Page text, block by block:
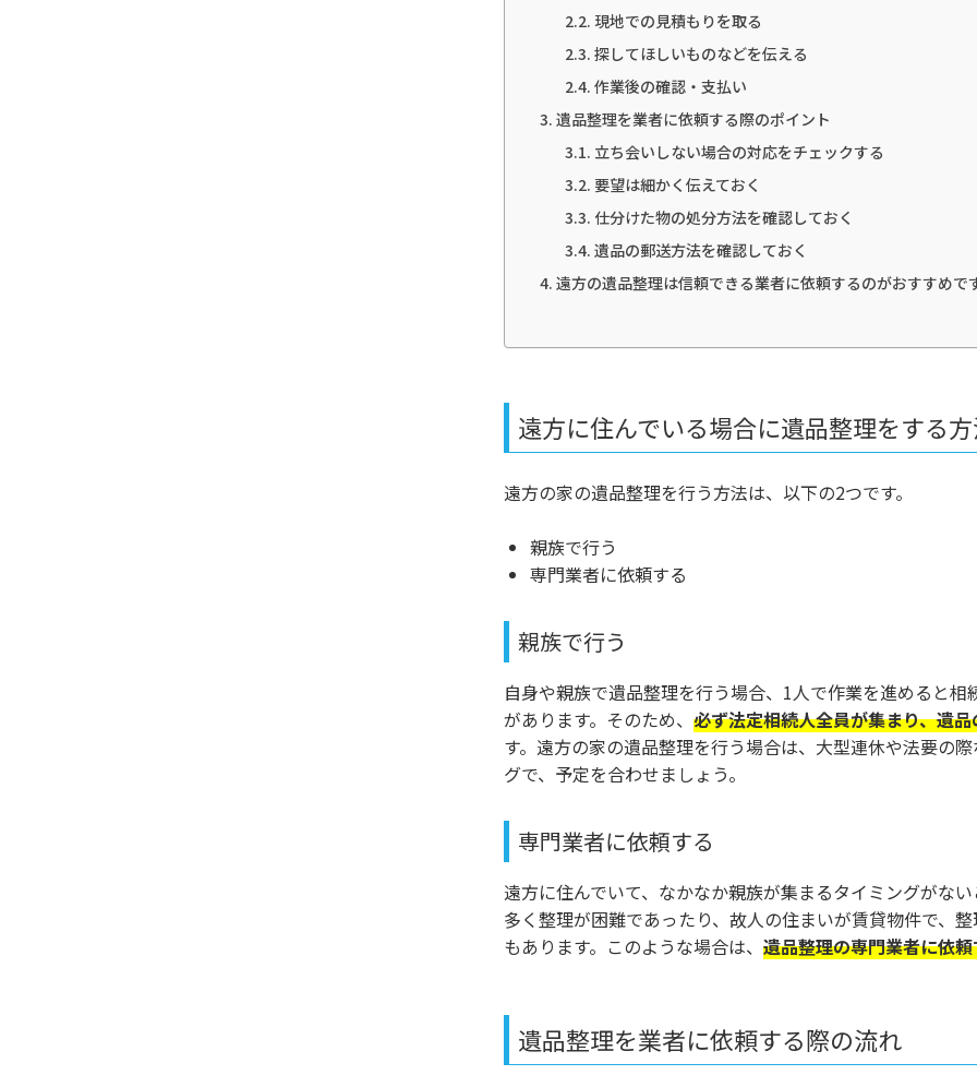
現地での見積もりを取る
探してほしいものなどを伝える
作業後の確認・支払い
遺品整理を業者に依頼する際のポイント
立ち会いしない場合の対応をチェックする
要望は細かく伝えておく
仕分けた物の処分方法を確認しておく
遺品の郵送方法を確認しておく
遠方の遺品整理は信頼できる業者に依頼するのがおすすめで
遠方に住んでいる場合に遺品整理をする
遠方の家の遺品整理を行う方法は、以下の2つです。
親族で行う
専門業者に依頼する
親族で行う
自身や親族で遺品整理を行う場合、1人で作業を進めると
があります。そのため、 必ず法定相続人全員が集まり、遺
す。遠方の家の遺品整理を行う場合は、大型連休や法要の
グで、予定を合わせましょう。
専門業者に依頼する
遠方に住んでいて、なかなか親族が集まるタイミングがな
多く整理が困難であったり、故人の住まいが賃貸物件で、
もあります。このような場合は、 遺品整理の専門業者に依
遺品整理を業者に依頼する際の流れ